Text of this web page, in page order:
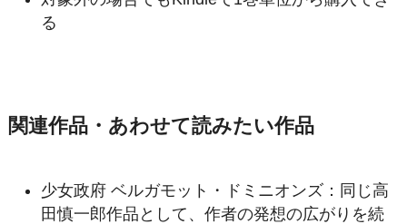
る
関連作品・あわせて読みたい作品
少女政府 ベルガモット・ドミニオンズ：同じ高
田慎一郎作品として、作者の発想の広がりを続